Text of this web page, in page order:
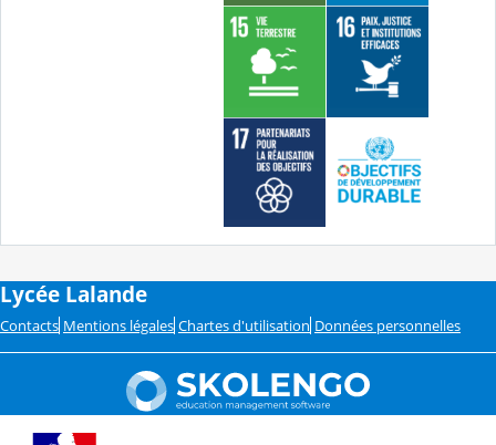
Lycée Lalande
Contacts Mentions légales Chartes d'utilisation Données personnelles